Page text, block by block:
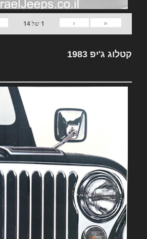
«
‹
1 של14
קטלוג ג'יפ 1983